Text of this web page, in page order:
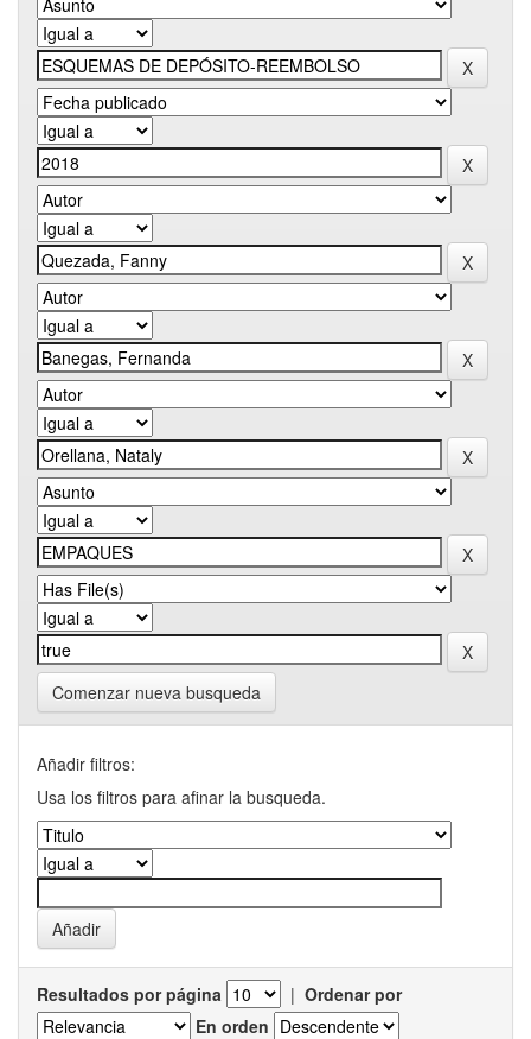
Comenzar nueva busqueda
Añadir filtros:
Usa los filtros para afinar la busqueda.
Resultados por página | Ordenar por
En orden